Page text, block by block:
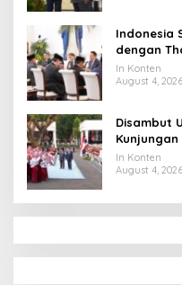
Indonesia
dengan
Ekonomi
In Konten
August 4, 2026
Disambut
Hubungan
In Konten
August 4, 2026